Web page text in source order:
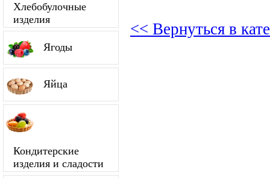
Хлебобулочные
изделия
Ягоды
Яйца
Кондитерские
изделия и сладости
<< Вернуться в